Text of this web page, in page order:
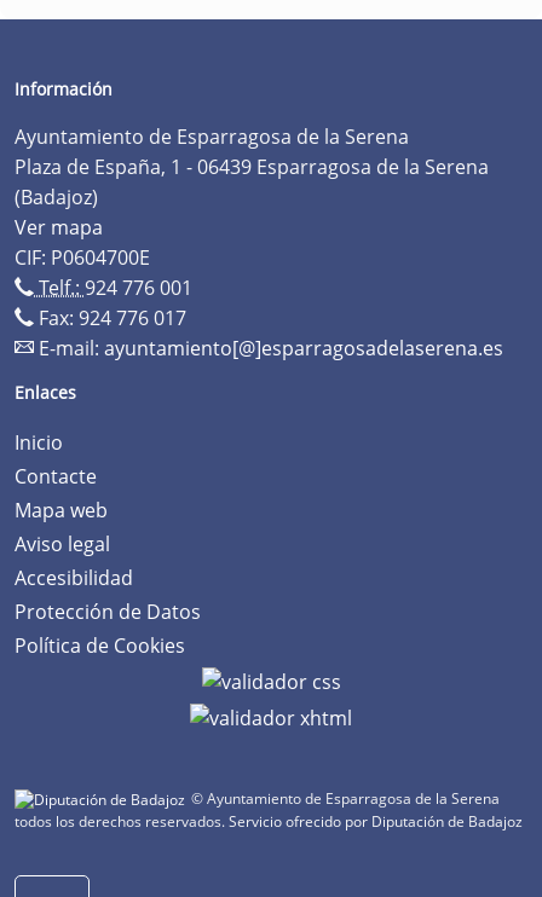
Información
Ayuntamiento de Esparragosa de la Serena
Plaza de España, 1 - 06439 Esparragosa de la Serena
(Badajoz)
Ver mapa
CIF: P0604700E
Telf.: 924 776 001
Fax: 924 776 017
E-mail: ayuntamiento[@]esparragosadelaserena.es
Enlaces
Inicio
Contacte
Mapa web
Aviso legal
Accesibilidad
Protección de Datos
Política de Cookies
© Ayuntamiento de Esparragosa de la Serena
todos los derechos reservados.Servicio ofrecido por Diputación de Badajoz